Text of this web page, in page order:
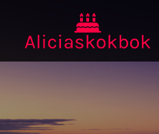
content